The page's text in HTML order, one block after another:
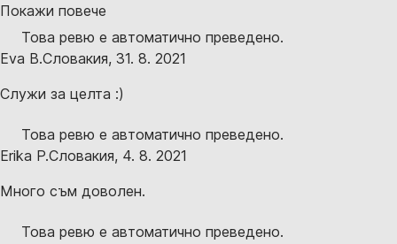
Покажи повече
Това ревю е автоматично преведено.
Eva B.Словакия, 31. 8. 2021
Служи за целта :)
Това ревю е автоматично преведено.
Erika P.Словакия, 4. 8. 2021
Много съм доволен.
Това ревю е автоматично преведено.